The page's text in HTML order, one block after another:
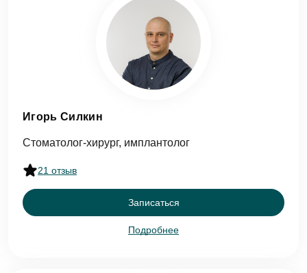
Игорь Силкин
Стоматолог-хирург, имплантолог
21 отзыв
Записаться
Подробнее